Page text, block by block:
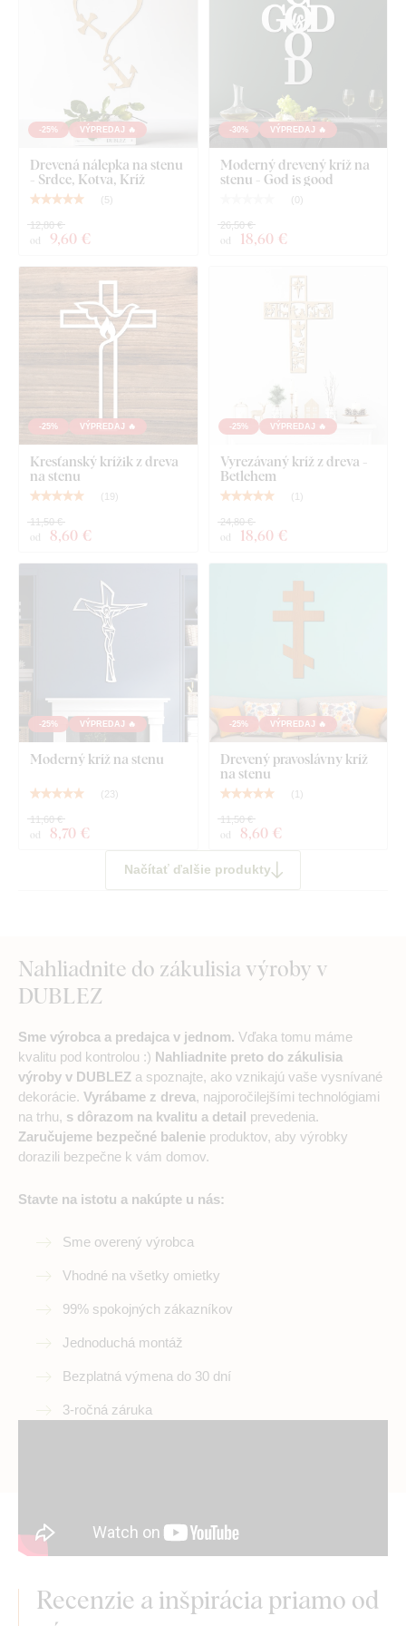
Čo nájdete v balíku?
Drevený kríž na stenu
-25% VÝPREDAJ 🔥
Drevená nálepka na stenu
- Srdce, Kotva, Kríž
( 5)
od 9,60 €
12,80 €
-30% VÝPREDAJ 🔥
Moderný drevený kríž na
stenu - God is good
( 0)
od 18,60 €
26,50 €
-25% VÝPREDAJ 🔥
Kresťanský krížik z dreva
na stenu
( 19 )
od 8,60 €
11,50 €
-25% VÝPREDAJ 🔥
Vyrezávaný kríž z dreva -
Betlehem
( )
od 18,60 €
24,80 €
-25% VÝPREDAJ 🔥
Moderný kríž na stenu
( 23)
od 8,70 €
11,60 €
-25% VÝPREDAJ 🔥
Drevený pravoslávny kríž
na stenu
( 1 )
od 8,60 €
11,50 €
Načítať ďalšie produkty
Nahliadnite do zákulisia výroby v
DUBLEZ
Sme výrobca a predajca v jednom. Vďaka tomu máme
kvalitu pod kontrolou :) Nahliadnite preto do zákulisia
výroby v DUBLEZ a spoznajte, ako vznikajú vaše vysnívané
dekorácie. Vyrábame z dreva, najporočilejšími technológiami
na trhu, s dôrazom na kvalitu a detail prevedenia.
Zaručujeme bezpečné balenie produktov, aby výrobky
dorazili bezpečne k vám domov.
Stavte na istotu a nakúpte u nás:
Sme overený výrobca
Vhodné na všetky omietky
99% spokojných zákazníkov
Jednoduchá montáž
Bezplatná výmena do 30 dní
3-ročná záruka
Recenzie a inšpirácia priamo od